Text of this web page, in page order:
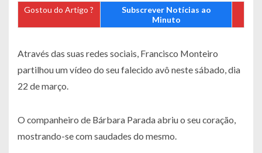
Gostou do Artigo ?
Subscrever Notícias ao
Minuto
Através das suas redes sociais, Francisco Monteiro
partilhou um vídeo do seu falecido avô neste sábado, dia
22 de março.
O companheiro de Bárbara Parada abriu o seu coração,
mostrando-se com saudades do mesmo.